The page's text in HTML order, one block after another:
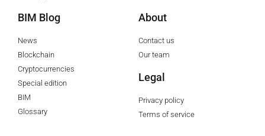
BIM Blog
News
Blockchain
Cryptocurrencies
Special edition
BIM
Glossary
About
Contact us
Our team
Legal
Privacy policy
Terms of service